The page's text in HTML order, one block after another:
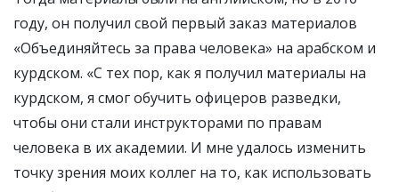
году, он получил свой первый заказ материалов
«Объединяйтесь за права человека» на арабском и
курдском. «С тех пор, как я получил материалы на
курдском, я смог обучить офицеров разведки,
чтобы они стали инструкторами по правам
человека в их академии. И мне удалось изменить
точку зрения моих коллег на то, как использовать